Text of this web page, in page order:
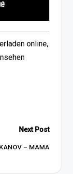
online,
Next Post
– МАМА